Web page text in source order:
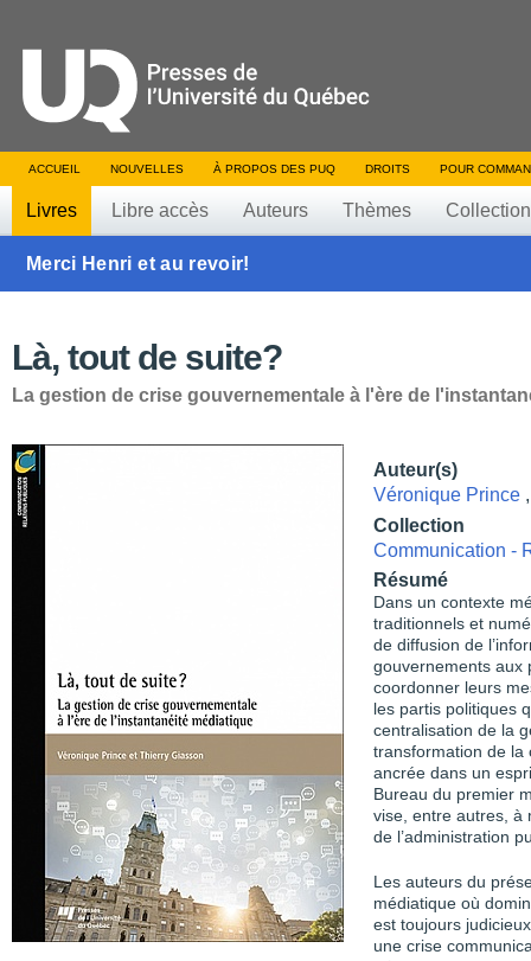
ACCUEIL NOUVELLES À PROPOS DES PUQ DROITS POUR
Livres Libre accès Auteurs Thèmes
Merci Henri et au revoir!
Là, tout de suite?
La gestion de crise gouvernementale à l'ère de
Auteur(s)
Véronique Prince
Collection
Communication -
Résumé
Dans un contexte
traditionnels et
de diffusion de
gouvernements aux
coordonner leurs
les partis politiques
centralisation de la
transformation de la
ancrée dans un
Bureau du premier
vise, entre autres, à
de l’administration
Les auteurs du
médiatique où
est toujours
une crise